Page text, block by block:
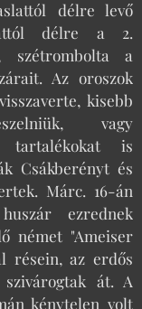
délre levő
délre a 2.
szétrombolta a
Az oroszok
kisebb
vagy
tartalékokat is
Csákberényt és
Márc. 16-án
ezrednek
német "Ameiser
résein, az erdős
át. A
kénytelen volt